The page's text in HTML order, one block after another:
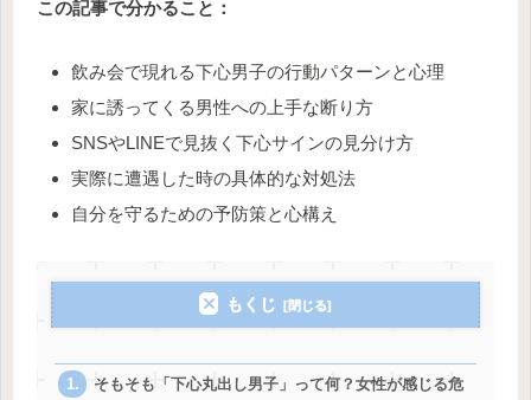
この記事で分かること：
飲み会で現れる下心男子の行動パターンと心理
家に誘ってくる男性への上手な断り方
SNSやLINEで見抜く下心サインの見分け方
実際に遭遇した時の具体的な対処法
自分を守るための予防策と心構え
もくじ
そもそも「下心丸出し男子」って何？女性が感じる危